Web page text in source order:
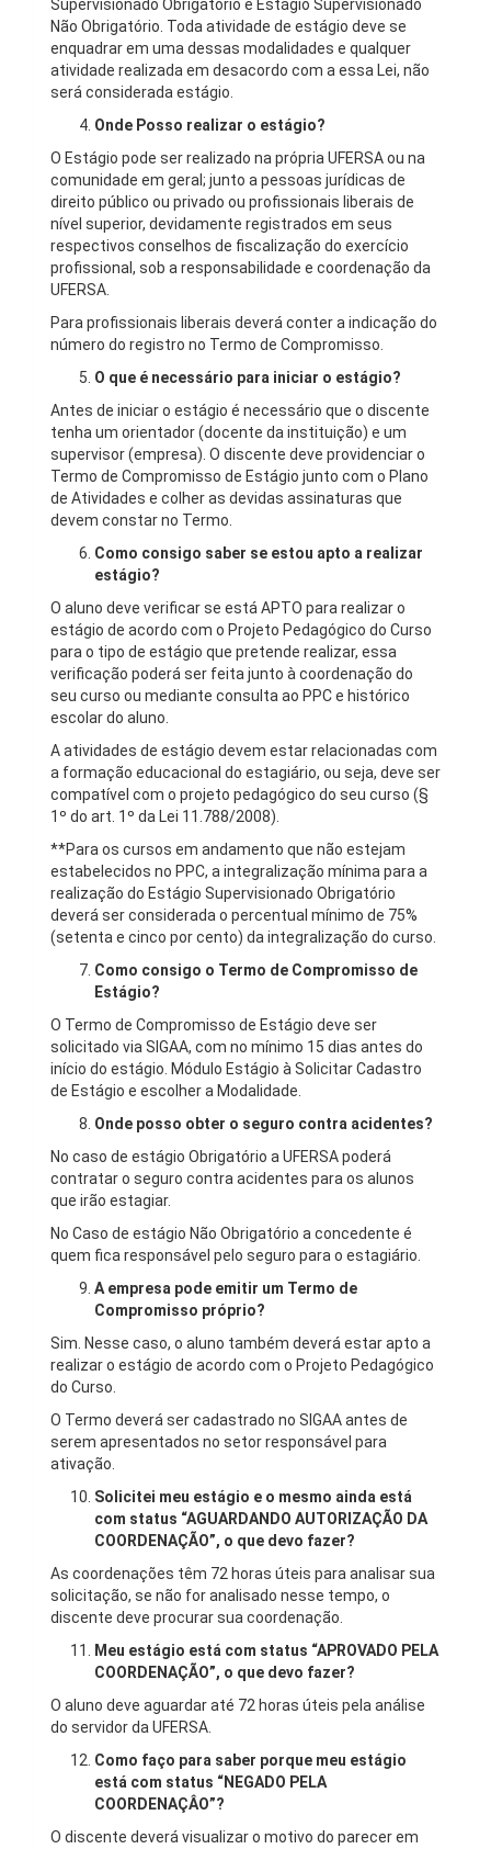
Supervisionado Obrigatório e Estágio Supervisionado
Não Obrigatório. Toda atividade de estágio deve se
enquadrar em uma dessas modalidades e qualquer
atividade realizada em desacordo com a essa Lei, não
será considerada estágio.
Onde Posso realizar o estágio?
O Estágio pode ser realizado na própria UFERSA ou na
comunidade em geral; junto a pessoas jurídicas de
direito público ou privado ou profissionais liberais de
nível superior, devidamente registrados em seus
respectivos conselhos de fiscalização do exercício
profissional, sob a responsabilidade e coordenação da
UFERSA.
Para profissionais liberais deverá conter a indicação do
número do registro no Termo de Compromisso.
O que é necessário para iniciar o estágio?
Antes de iniciar o estágio é necessário que o discente
tenha um orientador (docente da instituição) e um
supervisor (empresa). O discente deve providenciar o
Termo de Compromisso de Estágio junto com o Plano
de Atividades e colher as devidas assinaturas que
devem constar no Termo.
Como consigo saber se estou apto a realizar
estágio?
O aluno deve verificar se está APTO para realizar o
estágio de acordo com o Projeto Pedagógico do Curso
para o tipo de estágio que pretende realizar, essa
verificação poderá ser feita junto à coordenação do
seu curso ou mediante consulta ao PPC e histórico
escolar do aluno.
A atividades de estágio devem estar relacionadas com
a formação educacional do estagiário, ou seja, deve ser
compatível com o projeto pedagógico do seu curso (§
1º do art. 1º da Lei 11.788/2008).
**Para os cursos em andamento que não estejam
estabelecidos no PPC, a integralização mínima para a
realização do Estágio Supervisionado Obrigatório
deverá ser considerada o percentual mínimo de 75%
(setenta e cinco por cento) da integralização do curso.
Como consigo o Termo de Compromisso de
Estágio?
O Termo de Compromisso de Estágio deve ser
solicitado via SIGAA, com no mínimo 15 dias antes do
início do estágio. Módulo Estágio à Solicitar Cadastro
de Estágio e escolher a Modalidade.
Onde posso obter o seguro contra acidentes?
No caso de estágio Obrigatório a UFERSA poderá
contratar o seguro contra acidentes para os alunos
que irão estagiar.
No Caso de estágio Não Obrigatório a concedente é
quem fica responsável pelo seguro para o estagiário.
A empresa pode emitir um Termo de
Compromisso próprio?
Sim. Nesse caso, o aluno também deverá estar apto a
realizar o estágio de acordo com o Projeto Pedagógico
do Curso.
O Termo deverá ser cadastrado no SIGAA antes de
serem apresentados no setor responsável para
ativação.
Solicitei meu estágio e o mesmo ainda está
com status “AGUARDANDO AUTORIZAÇÃO DA
COORDENAÇÃO”, o que devo fazer?
As coordenações têm 72 horas úteis para analisar sua
solicitação, se não for analisado nesse tempo, o
discente deve procurar sua coordenação.
Meu estágio está com status “APROVADO PELA
COORDENAÇÃO”, o que devo fazer?
O aluno deve aguardar até 72 horas úteis pela análise
do servidor da UFERSA.
Como faço para saber porque meu estágio
está com status “NEGADO PELA
COORDENAÇÂO”?
O discente deverá visualizar o motivo do parecer em